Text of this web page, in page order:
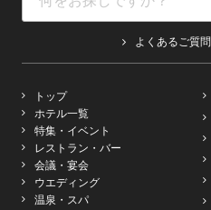
よくあるご質問
トップ
ホテル一覧
特集・イベント
レストラン・バー
会議・宴会
ウエディング
温泉・スパ